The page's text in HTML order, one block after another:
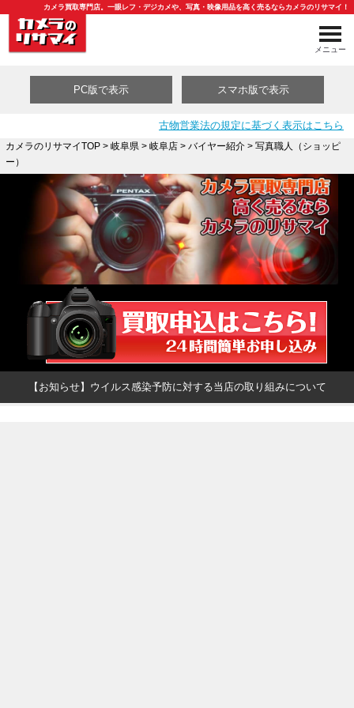
カメラ買取専門店。一眼レフ・デジカメや、写真・映像用品を高く売るならカメラのリサマイ！
メニュー
PC版で表示 スマホ版で表示
古物営業法の規定に基づく表示はこちら
カメラのリサマイTOP> 岐阜県 > 岐阜店> バイヤー紹介> 写真職人（ショッピ
ー）
【お知らせ】ウイルス感染予防に対する当店の取り組みについて